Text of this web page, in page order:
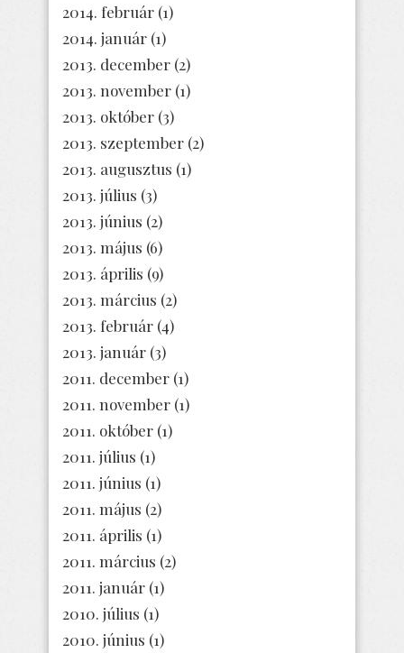
2014. február (1)
2014. január (1)
2013. december (2)
2013. november (1)
2013. október (3)
2013. szeptember (2)
2013. augusztus (1)
2013. július (3)
2013. június (2)
2013. május (6)
2013. április (9)
2013. március (2)
2013. február (4)
2013. január (3)
2011. december (1)
2011. november (1)
2011. október (1)
2011. július (1)
2011. június (1)
2011. május (2)
2011. április (1)
2011. március (2)
2011. január (1)
2010. július (1)
2010. június (1)